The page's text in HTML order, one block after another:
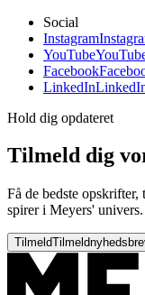
Social
Instagram
YouTube
Facebook
LinkedIn
Hold dig opdateret
Tilmeld dig
Få de bedste
spirer i Meyers' univers.
TilmeldTilmeld